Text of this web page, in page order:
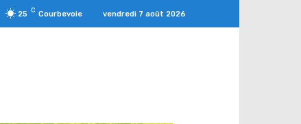
25 C Courbevoie vendredi 7 août 2026